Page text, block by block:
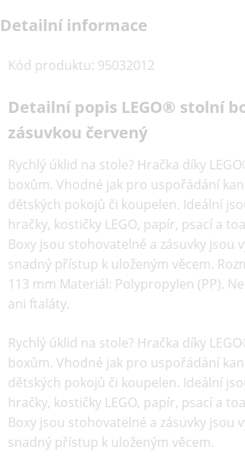
Detailní informace
Kód produktu: 95032012
Detailní popis LEGO® stolní
zásuvkou červený
Rychlý úklid na stole? Hračka díky
boxům. Vhodné jak pro uspořádání
dětských pokojů či koupelen. Ideální
hračky, kostičky LEGO, papír, psací a
Boxy jsou stohovatelné a zásuvky jsou
snadný přístup k uloženým věcem.
113 mm Materiál: Polypropylen (PP).
ani ftaláty.
Rychlý úklid na stole? Hračka díky
boxům. Vhodné jak pro uspořádání
dětských pokojů či koupelen. Ideální
hračky, kostičky LEGO, papír, psací a
Boxy jsou stohovatelné a zásuvky jsou
snadný přístup k uloženým věcem.